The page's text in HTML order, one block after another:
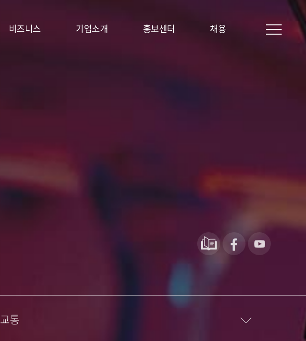
비즈니스 기업소개 홍보센터 채용
교통